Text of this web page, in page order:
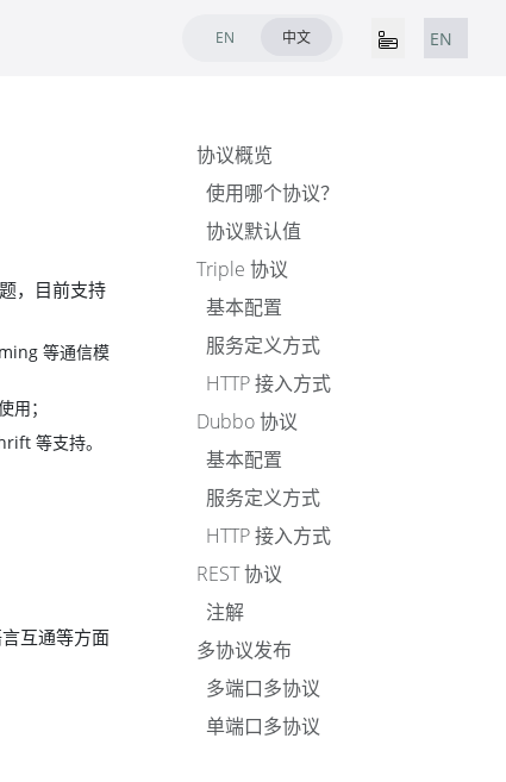
EN 中文 EN
，目前支持
等通信模
；
等支持。
互通等方面
协议概览
使用哪个协议？
协议默认值
Triple 协议
基本配置
服务定义方式
HTTP 接入方式
Dubbo 协议
基本配置
服务定义方式
HTTP 接入方式
REST 协议
注解
多协议发布
多端口多协议
单端口多协议